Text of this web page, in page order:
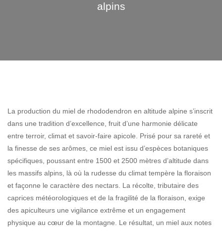
alpins
La production du miel de rhododendron en altitude alpine s’inscrit
dans une tradition d’excellence, fruit d’une harmonie délicate
entre terroir, climat et savoir-faire apicole. Prisé pour sa rareté et
la finesse de ses arômes, ce miel est issu d’espèces botaniques
spécifiques, poussant entre 1500 et 2500 mètres d’altitude dans
les massifs alpins, là où la rudesse du climat tempère la floraison
et façonne le caractère des nectars. La récolte, tributaire des
caprices météorologiques et de la fragilité de la floraison, exige
des apiculteurs une vigilance extrême et un engagement
physique au cœur de la montagne. Le résultat, un miel aux notes